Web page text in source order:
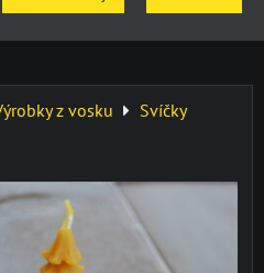
z vosku Svíčky